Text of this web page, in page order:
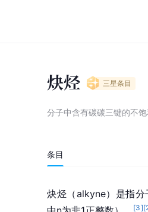
炔烃 三星条目
分子中含有碳碳三键的不
条目
炔烃（alkyne）是指
[3][